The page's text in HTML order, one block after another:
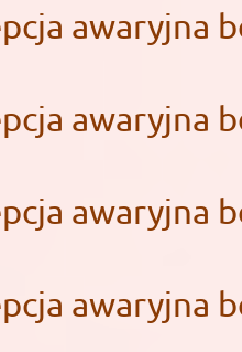
awaryjna
awaryjna
awaryjna
awaryjna